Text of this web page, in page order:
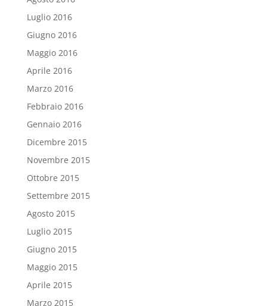
Luglio 2016
Giugno 2016
Maggio 2016
Aprile 2016
Marzo 2016
Febbraio 2016
Gennaio 2016
Dicembre 2015
Novembre 2015
Ottobre 2015
Settembre 2015
Agosto 2015
Luglio 2015
Giugno 2015
Maggio 2015
Aprile 2015
Marzo 2015